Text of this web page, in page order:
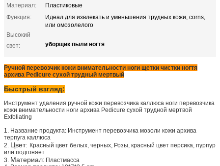
Материал:
Пластиковые
Функция:
Идеал для извлекать и уменьшения трудных кожи, corns,
или омозолелого
Высокий
свет:
уборщик пыли ногтя
Ручной перевозчик кожи внимательности ноги щетки чистки ногтя
архива Pedicure сухой трудный мертвый
Быстрый взгляд:
Инструмент удаления ручной кожи перевозчика каллюса ноги перевозчика
кожи внимательности ноги архива Pedicure сухой трудной мертвой
Exfoliating
1. Название продукта: Инструмент перевозчика мозоли кожи архива
терпуга каллюса
2. Цвет: Красный цвет белых, черных, Розы, красный цвет персика, пурпур
или подгоняет
3. Материал: Пластмасса